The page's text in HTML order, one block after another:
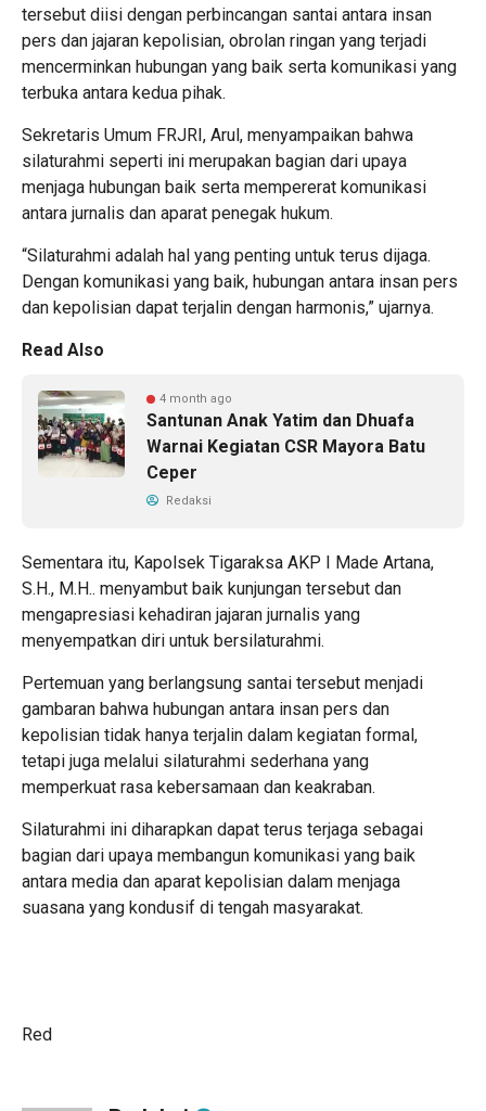
tersebut diisi dengan perbincangan santai antara insan
pers dan jajaran kepolisian, obrolan ringan yang terjadi
mencerminkan hubungan yang baik serta komunikasi yang
terbuka antara kedua pihak.
Sekretaris Umum FRJRI, Arul, menyampaikan bahwa
silaturahmi seperti ini merupakan bagian dari upaya
menjaga hubungan baik serta mempererat komunikasi
antara jurnalis dan aparat penegak hukum.
“Silaturahmi adalah hal yang penting untuk terus dijaga.
Dengan komunikasi yang baik, hubungan antara insan pers
dan kepolisian dapat terjalin dengan harmonis,” ujarnya.
Read Also
4 month ago
Santunan Anak Yatim dan Dhuafa
Warnai Kegiatan CSR Mayora Batu
Ceper
Redaksi
Sementara itu, Kapolsek Tigaraksa AKP I Made Artana,
S.H., M.H.. menyambut baik kunjungan tersebut dan
mengapresiasi kehadiran jajaran jurnalis yang
menyempatkan diri untuk bersilaturahmi.
Pertemuan yang berlangsung santai tersebut menjadi
gambaran bahwa hubungan antara insan pers dan
kepolisian tidak hanya terjalin dalam kegiatan formal,
tetapi juga melalui silaturahmi sederhana yang
memperkuat rasa kebersamaan dan keakraban.
Silaturahmi ini diharapkan dapat terus terjaga sebagai
bagian dari upaya membangun komunikasi yang baik
antara media dan aparat kepolisian dalam menjaga
suasana yang kondusif di tengah masyarakat.
Red